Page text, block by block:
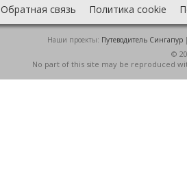
Обратная связь Политика cookie
Наши проекты: Путеводитель Сингапур |
©
No part of this site may be reproduced